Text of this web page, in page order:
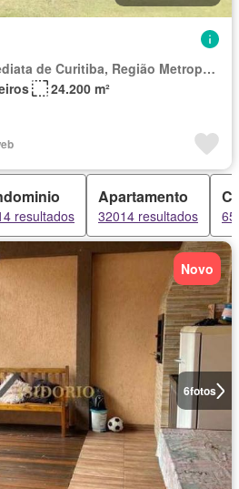
Região Geográfica Imediata de Curitiba, Região Metropolitana de Curitiba
24.200 m²
resultados
Apartamento
32014 resultados
6fotos
Novo